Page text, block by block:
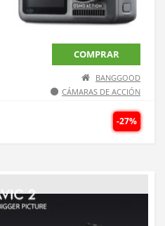
COMPRAR
BANGGOOD
CÁMARAS DE ACCIÓN
-27%